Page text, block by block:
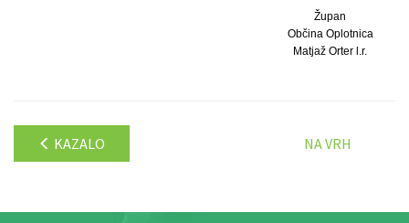
Župan
Občina Oplotnica
Matjaž Orter l.r.
KAZALO NA VRH